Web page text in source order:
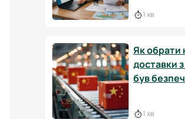
1 хв
Як обрати
доставки
був
1 хв